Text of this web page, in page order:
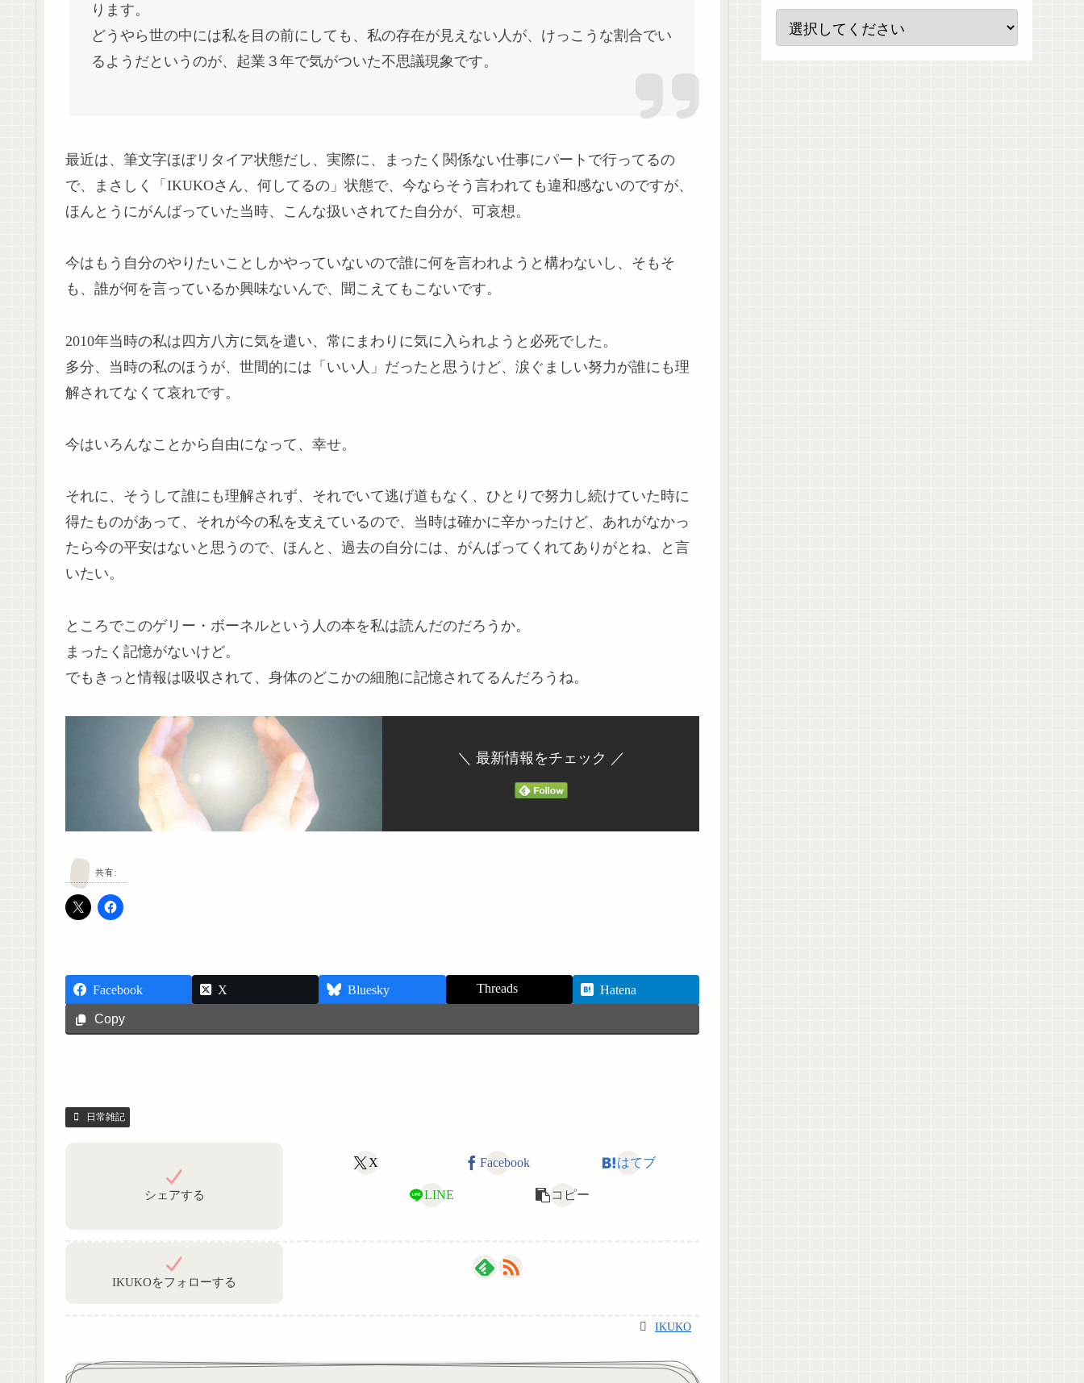
ります。
どうやら世の中には私を目の前にしても、私の存在が見えない人が、けっこうな割合でい
るようだというのが、起業３年で気がついた不思議現象です。
最近は、筆文字ほぼリタイア状態だし、実際に、まったく関係ない仕事にパートで行ってるの
で、まさしく「IKUKOさん、何してるの」状態で、今ならそう言われても違和感ないのですが、
ほんとうにがんばっていた当時、こんな扱いされてた自分が、可哀想。
今はもう自分のやりたいことしかやっていないので誰に何を言われようと構わないし、そもそ
も、誰が何を言っているか興味ないんで、聞こえてもこないです。
2010年当時の私は四方八方に気を遣い、常にまわりに気に入られようと必死でした。
多分、当時の私のほうが、世間的には「いい人」だったと思うけど、涙ぐましい努力が誰にも理
解されてなくて哀れです。
今はいろんなことから自由になって、幸せ。
それに、そうして誰にも理解されず、それでいて逃げ道もなく、ひとりで努力し続けていた時に
得たものがあって、それが今の私を支えているので、当時は確かに辛かったけど、あれがなかっ
たら今の平安はないと思うので、ほんと、過去の自分には、がんばってくれてありがとね、と言
いたい。
ところでこのゲリー・ボーネルという人の本を私は読んだのだろうか。
まったく記憶がないけど。
でもきっと情報は吸収されて、身体のどこかの細胞に記憶されてるんだろうね。
＼ 最新情報をチェック ／
共有:
Facebook X Bluesky Threads
Hatena
Copy
日常雑記
シェアする
X Facebook はてブ
LINE コピー
IKUKOをフォローする
IKUKO